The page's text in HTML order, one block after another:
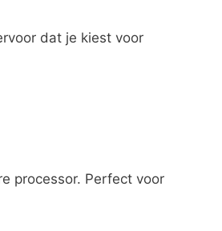
dat je kiest voor
processor. Perfect voor